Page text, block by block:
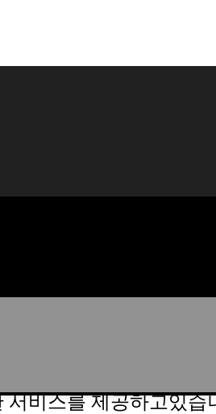
비스를 제공하고있